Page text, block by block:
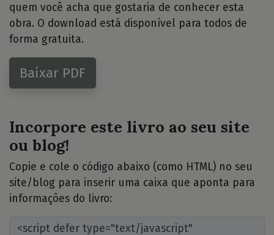
quem você acha que gostaria de conhecer esta
obra. O download está disponível para todos de
forma gratuita.
Baixar PDF
Incorpore este livro ao seu site
ou blog!
Copie e cole o código abaixo (como HTML) no seu
site/blog para inserir uma caixa que aponta para
informações do livro: